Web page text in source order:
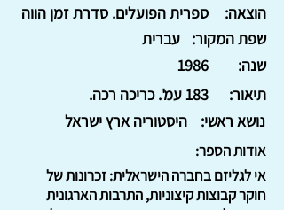
ספרית הפועלים. סדרת זמן הווה
הוצאה:
עברית
שפת המקור:
1986
שנה:
183 עמ'. כריכה רכה.
תיאור:
היסטוריה ארץ ישראל
נושא ראשי:
אודות הספר:
אי לגליזם בחברה הישראלית: זכרונות של
חוקר קבוצות קיצוניות, התרבות הארגונית